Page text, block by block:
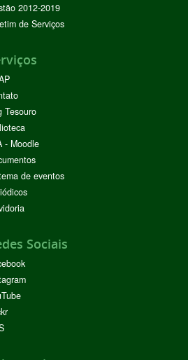
2012-2019
de Serviços
Tesouro
- Moodle
de eventos
Sociais